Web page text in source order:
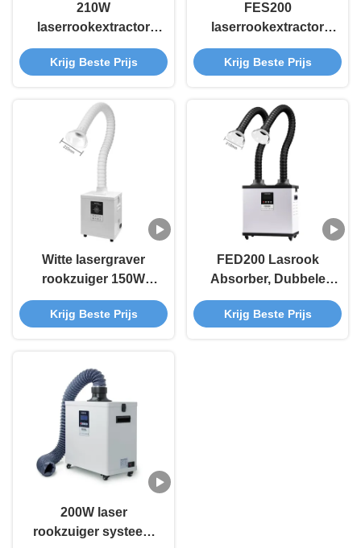
210W
laserrookextractor
met L-vormige
uitlaatpoort en 3-
rookreiniger
Krijg Beste Prijs
FES200
laserrookextractor
210W
soldeerrookextractor /
Krijg Beste Prijs
Witte lasergraver
rookzuiger 150W
laserrookreiniger met
meervoudig filtraat
Krijg Beste Prijs
FED200 Lasrook
Absorber, Dubbele
Rook Afzuiger Voor
Nagelsalon /
Krijg Beste Prijs
200W laser
rookzuiger systeem